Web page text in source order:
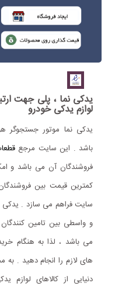
یدکی نما ، پلی جهت
لوازم یدکی خودرو
یدکی نما موتور جستجوگر
باشد . این سایت مرجع
فروشندگان آن می باشد و
کمترین قیمت بین
سایت فراهم می سازد . یدکی
و واسطی بین تامین
می باشد ، لذا به هنگام
های لازم را انجام دهید .
دنیایی از کالاهای لوازم